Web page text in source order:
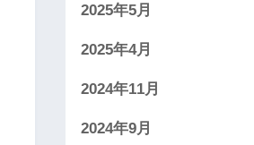
2025年5月
2025年4月
2024年11月
2024年9月